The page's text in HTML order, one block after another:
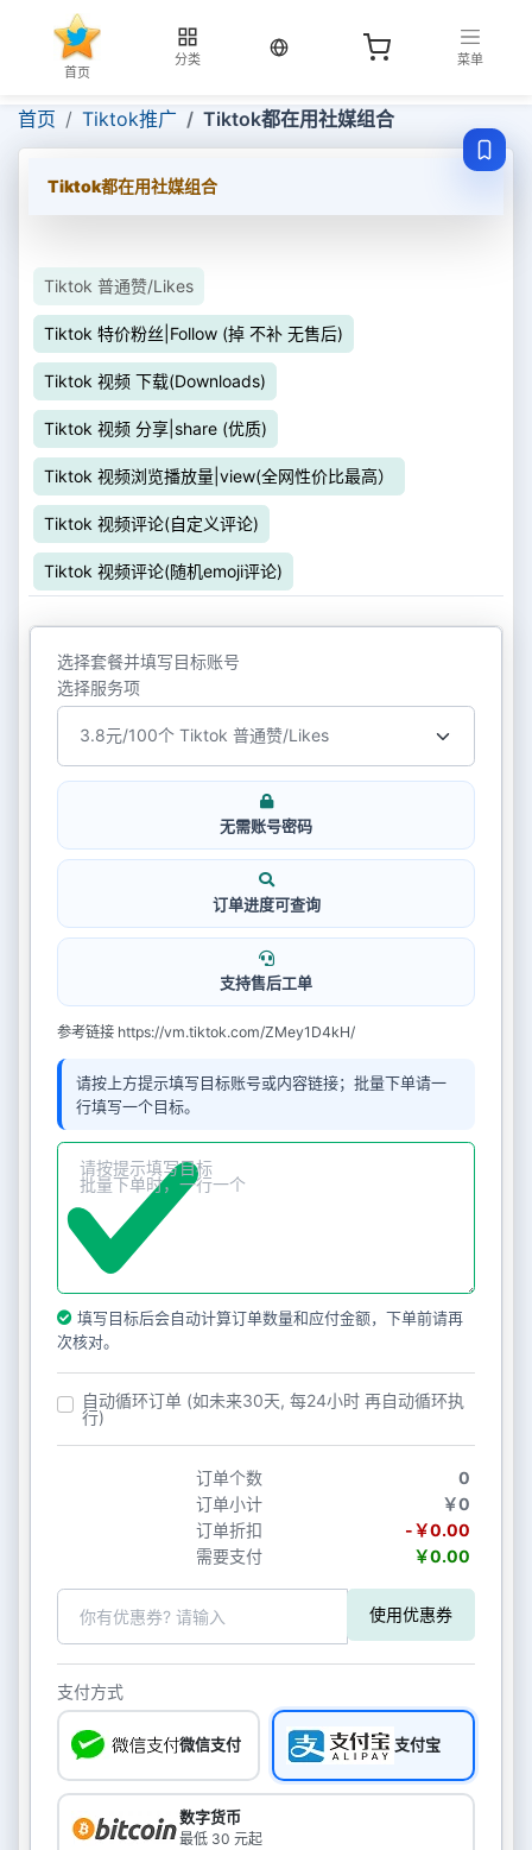
首页
分类
当前语言：中文
菜单
首页 Tiktok推广 Tiktok都在用社媒组合
Tiktok都在用社媒组合
Tiktok 普通赞/Likes
Tiktok 特价粉丝|Follow (掉 不补 无售后)
Tiktok 视频 下载(Downloads)
Tiktok 视频 分享|share (优质)
Tiktok 视频浏览播放量|view(全网性价比最高）
Tiktok 视频评论(自定义评论)
Tiktok 视频评论(随机emoji评论)
选择套餐并填写目标账号
选择服务项
无需账号密码
订单进度可查询
支持售后工单
参考链接 https://vm.tiktok.com/ZMey1D4kH/
请按上方提示填写目标账号或内容链接；批量下单请一
行填写一个目标。
填写目标后会自动计算订单数量和应付金额，下单前请再
次核对。
自动循环订单 (如未来30天, 每24小时 再自动循环执
行)
订单个数
0
订单小计
￥0
订单折扣
-￥0.00
需要支付
￥0.00
使用优惠券
支付方式
微信支付 支付宝
数字货币
最低 30 元起